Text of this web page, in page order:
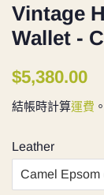
Vintage
Wallet -
定
$5,380.00
結帳時計算運費 。
Leather